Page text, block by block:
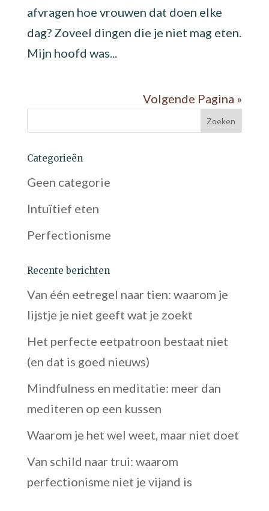
afvragen hoe vrouwen dat doen elke
dag? Zoveel dingen die je niet mag eten.
Mijn hoofd was...
Volgende Pagina »
Categorieën
Geen categorie
Intuïtief eten
Perfectionisme
Recente berichten
Van één eetregel naar tien: waarom je
lijstje je niet geeft wat je zoekt
Het perfecte eetpatroon bestaat niet
(en dat is goed nieuws)
Mindfulness en meditatie: meer dan
mediteren op een kussen
Waarom je het wel weet, maar niet doet
Van schild naar trui: waarom
perfectionisme niet je vijand is